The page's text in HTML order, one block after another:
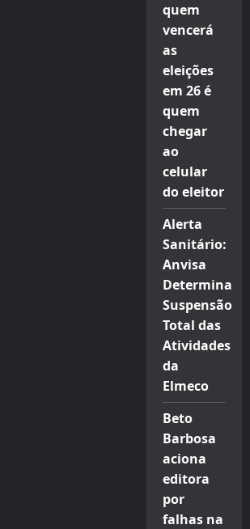
quem
vencerá
as
eleições
em 26 é
quem
chegar
ao
celular
do eleitor
Alerta
Sanitário:
Anvisa
Determina
Suspensão
Total das
Atividades
da
Elmeco
Beto
Barbosa
aciona
editora
por
falhas na